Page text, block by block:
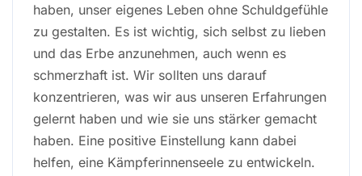
haben, unser eigenes Leben ohne Schuldgefühle
zu gestalten. Es ist wichtig, sich selbst zu lieben
und das Erbe anzunehmen, auch wenn es
schmerzhaft ist. Wir sollten uns darauf
konzentrieren, was wir aus unseren Erfahrungen
gelernt haben und wie sie uns stärker gemacht
haben. Eine positive Einstellung kann dabei
helfen, eine Kämpferinnenseele zu entwickeln.